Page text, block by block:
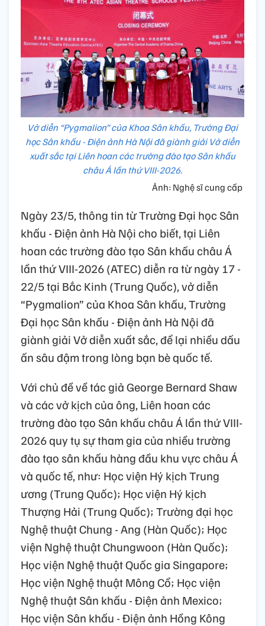
Vở diễn “Pygmalion” của Khoa Sân khấu, Trường Đại
học Sân khấu - Điện ảnh Hà Nội đã giành giải Vở diễn
xuất sắc tại Liên hoan các trường đào tạo Sân khấu
châu Á lần thứ VIII-2026.
Ảnh: Nghệ sĩ cung cấp
Ngày 23/5, thông tin từ Trường Đại học Sân
khấu - Điện ảnh Hà Nội cho biết, tại Liên
hoan các trường đào tạo Sân khấu châu Á
lần thứ VIII-2026 (ATEC) diễn ra từ ngày 17 -
22/5 tại Bắc Kinh (Trung Quốc), vở diễn
“Pygmalion” của Khoa Sân khấu, Trường
Đại học Sân khấu - Điện ảnh Hà Nội đã
giành giải Vở diễn xuất sắc, để lại nhiều dấu
ấn sâu đậm trong lòng bạn bè quốc tế.
Với chủ đề về tác giả George Bernard Shaw
và các vở kịch của ông, Liên hoan các
trường đào tạo Sân khấu châu Á lần thứ VIII-
2026 quy tụ sự tham gia của nhiều trường
đào tạo sân khấu hàng đầu khu vực châu Á
và quốc tế, như: Học viện Hý kịch Trung
ương (Trung Quốc); Học viện Hý kịch
Thượng Hải (Trung Quốc); Trường đại học
Nghệ thuật Chung - Ang (Hàn Quốc); Học
viện Nghệ thuật Chungwoon (Hàn Quốc);
Học viện Nghệ thuật Quốc gia Singapore;
Học viện Nghệ thuật Mông Cổ; Học viện
Nghệ thuật Sân khấu - Điện ảnh Mexico;
Học viện Sân khấu - Điện ảnh Hồng Kông